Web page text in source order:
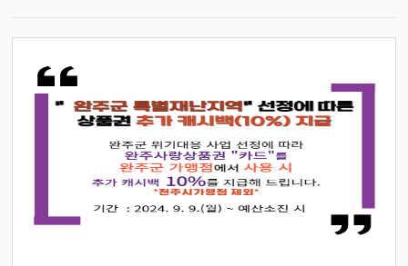
이 참여해 정부의 수소사업 동향과 기업의 규제 해소 방안에 대한 폭넓은 논의
를 진행했다 . 이 자리에서 강영택 한국수소연합 실장과 김영권 전북테크노파
화 국가산업단지의 완성도를 높이기 위해 정부의 수소사업 육성 계획을 공유
성할 수 있는 계획을 수립해야 한다 ” 고 조언했다 . 또한 , 정영석 한국에너지
기술연구원 박사는 국가산단 내 수전해를 통한 청정수소 공급망 구축 계획 수
기계 등 지능형 친환경 농기계 산업 육성의 필요성을 제안했다 . 이공렬 한국
화학융합시험연구원 센터장은 신규 선정된 수소차 폐연료전지 재사용 시장의